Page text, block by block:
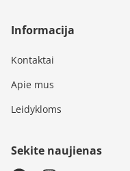
Informacija
Kontaktai
Apie mus
Leidykloms
Sekite naujienas